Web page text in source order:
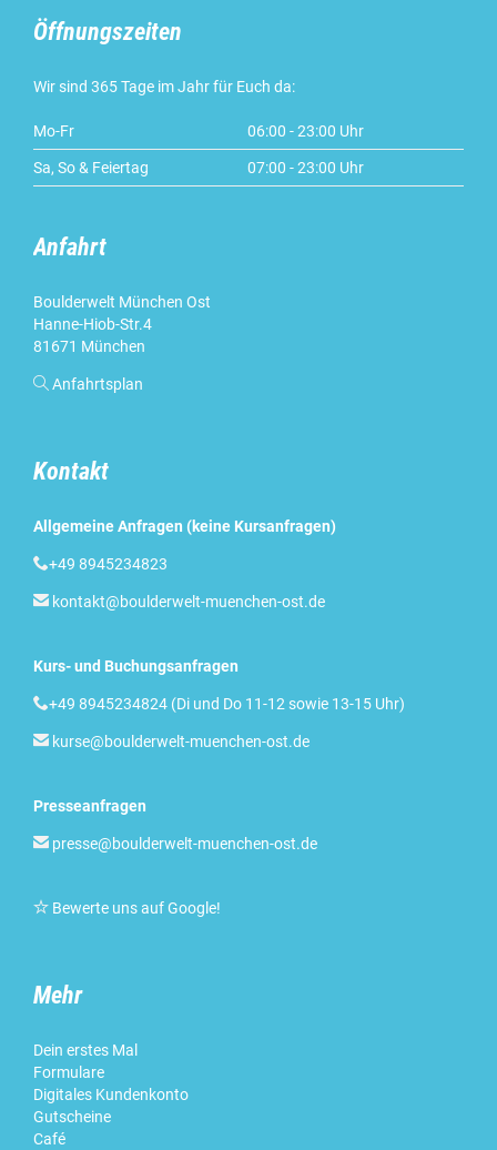
Öffnungszeiten
Wir sind 365 Tage im Jahr für Euch da:
Mo-Fr 06:00 - 23:00 Uhr
Sa, So & Feiertag 07:00 - 23:00 Uhr
Anfahrt
Boulderwelt München Ost
Hanne-Hiob-Str.4
81671 München
 Anfahrtsplan
Kontakt
Allgemeine Anfragen (keine Kursanfragen)
+49 8945234823
 kontakt@boulderwelt-muenchen-ost.de
Kurs- und Buchungsanfragen
+49 8945234824 (Di und Do 11-12 sowie 13-15 Uhr)
 kurse@boulderwelt-muenchen-ost.de
Presseanfragen
 presse@boulderwelt-muenchen-ost.de
 Bewerte uns auf Google!
Mehr
Dein erstes Mal
Formulare
Digitales Kundenkonto
Gutscheine
Café